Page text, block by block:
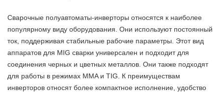
Сварочные полуавтоматы-инверторы относятся к наиболее
популярному виду оборудования. Они используют постоянный
ток, поддерживая стабильные рабочие параметры. Этот вид
аппаратов для MIG сварки универсален и подходит для
соединения черных и цветных металлов. Они также подходят
для работы в режимах MMA и TIG. К преимуществам
инверторов относят более компактное исполнение, удобство